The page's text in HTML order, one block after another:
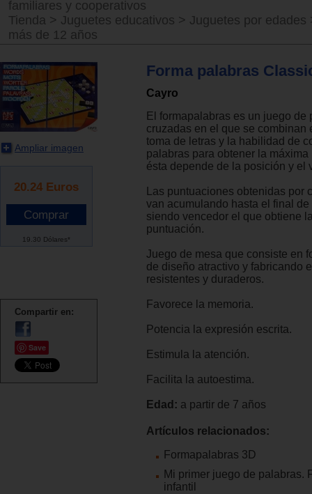
familiares y cooperativos
Tienda > Juguetes educativos > Juguetes por edades
más de 12 años
Ampliar imagen
20.24 Euros
19.30 Dólares*
Compartir en:
Save
Forma palabras
Cayro
El formapalabras es un juego de
cruzadas en el que se combinan
toma de letras y la habilidad de
palabras para obtener la máxima
ésta depende de la posición y el
Las puntuaciones obtenidas por
van acumulando hasta el final de
siendo vencedor el que obtiene
puntuación.
Juego de mesa que consiste en
de diseño atractivo y fabricando
resistentes y duraderos.
Favorece la memoria.
Potencia la expresión escrita.
Estimula la atención.
Facilita la autoestima.
Edad: a partir de 7 años
Artículos relacionados:
Formapalabras 3D
Mi primer juego de palabras.
infantil